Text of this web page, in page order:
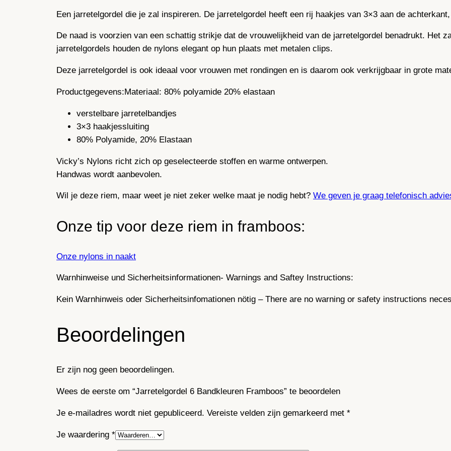
u
F
s
n
Een jarretelgordel die je zal inspireren. De jarretelgordel heeft een rij haakjes van 3×3 aan de
De naad is voorzien van een schattig strikje dat de vrouwelijkheid van de jarretelgordel benadrukt. Het
jarretelgordels houden de nylons elegant op hun plaats met metalen clips.
Deze jarretelgordel is ook ideaal voor vrouwen met rondingen en is daarom ook verkrijgbaar in grote
Productgegevens:Materiaal: 80% polyamide 20% elastaan
verstelbare jarretelbandjes
3×3 haakjessluiting
80% Polyamide, 20% Elastaan
Vicky’s Nylons richt zich op geselecteerde stoffen en warme ontwerpen.
Handwas wordt aanbevolen.
Wil je deze riem, maar weet je niet zeker welke maat je nodig hebt? We geven je graag telefonisch
Onze tip voor deze riem in framboos:
Onze nylons in naakt
Warnhinweise und Sicherheitsinformationen- Warnings and Saftey Instructions:
Kein Warnhinweis oder Sicherheitsinfomationen nötig – There are no warning or safety instructions
Beoordelingen
Er zijn nog geen beoordelingen.
Wees de eerste om “Jarretelgordel 6 Bandkleuren Framboos” te beoordelen
Je e-mailadres wordt niet gepubliceerd. Vereiste velden zijn gemarkeerd met *
Je waardering *